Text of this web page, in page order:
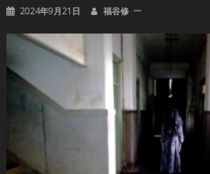
2024年9月21日 福谷修